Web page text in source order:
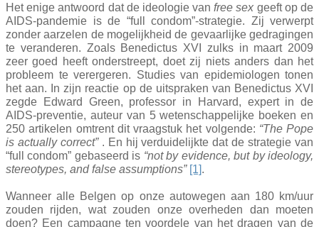
Het enige antwoord dat de ideologie vanfree sex geeft op de
AIDS-pandemie is de “full condom”-strategie. Zij verwerpt
zonder aarzelen de mogelijkheid de gevaarlijke gedragingen
te veranderen. Zoals Benedictus XVI zulks in maart 2009
zeer goed heeft onderstreept, doet zij niets anders dan het
probleem te verergeren. Studies van epidemiologen tonen
het aan. In zijn reactie op de uitspraken van Benedictus XVI
zegde Edward Green, professor in Harvard, expert in de
AIDS-preventie, auteur van 5 wetenschappelijke boeken en
250 artikelen omtrent dit vraagstuk het volgende: “The Pope
is actually correct” . En hij verduidelijkte dat de strategie van
“full condom” gebaseerd is “not by evidence, but by ideology,
stereotypes, and false assumptions” [1].
Wanneer alle Belgen op onze autowegen aan 180 km/uur
zouden rijden, wat zouden onze overheden dan moeten
doen? Een campagne ten voordele van het dragen van de